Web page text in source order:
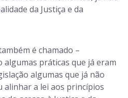
da Justiça e da
é chamado –
práticas que já eram
algumas que já não
alinhar a lei aos princípios